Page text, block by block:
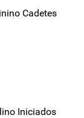
Cadetes
Iniciados